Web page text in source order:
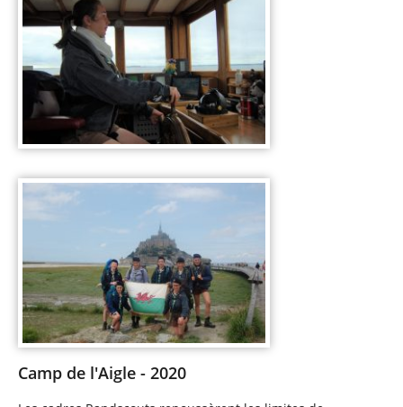
Camp de l'Aigle - 2020